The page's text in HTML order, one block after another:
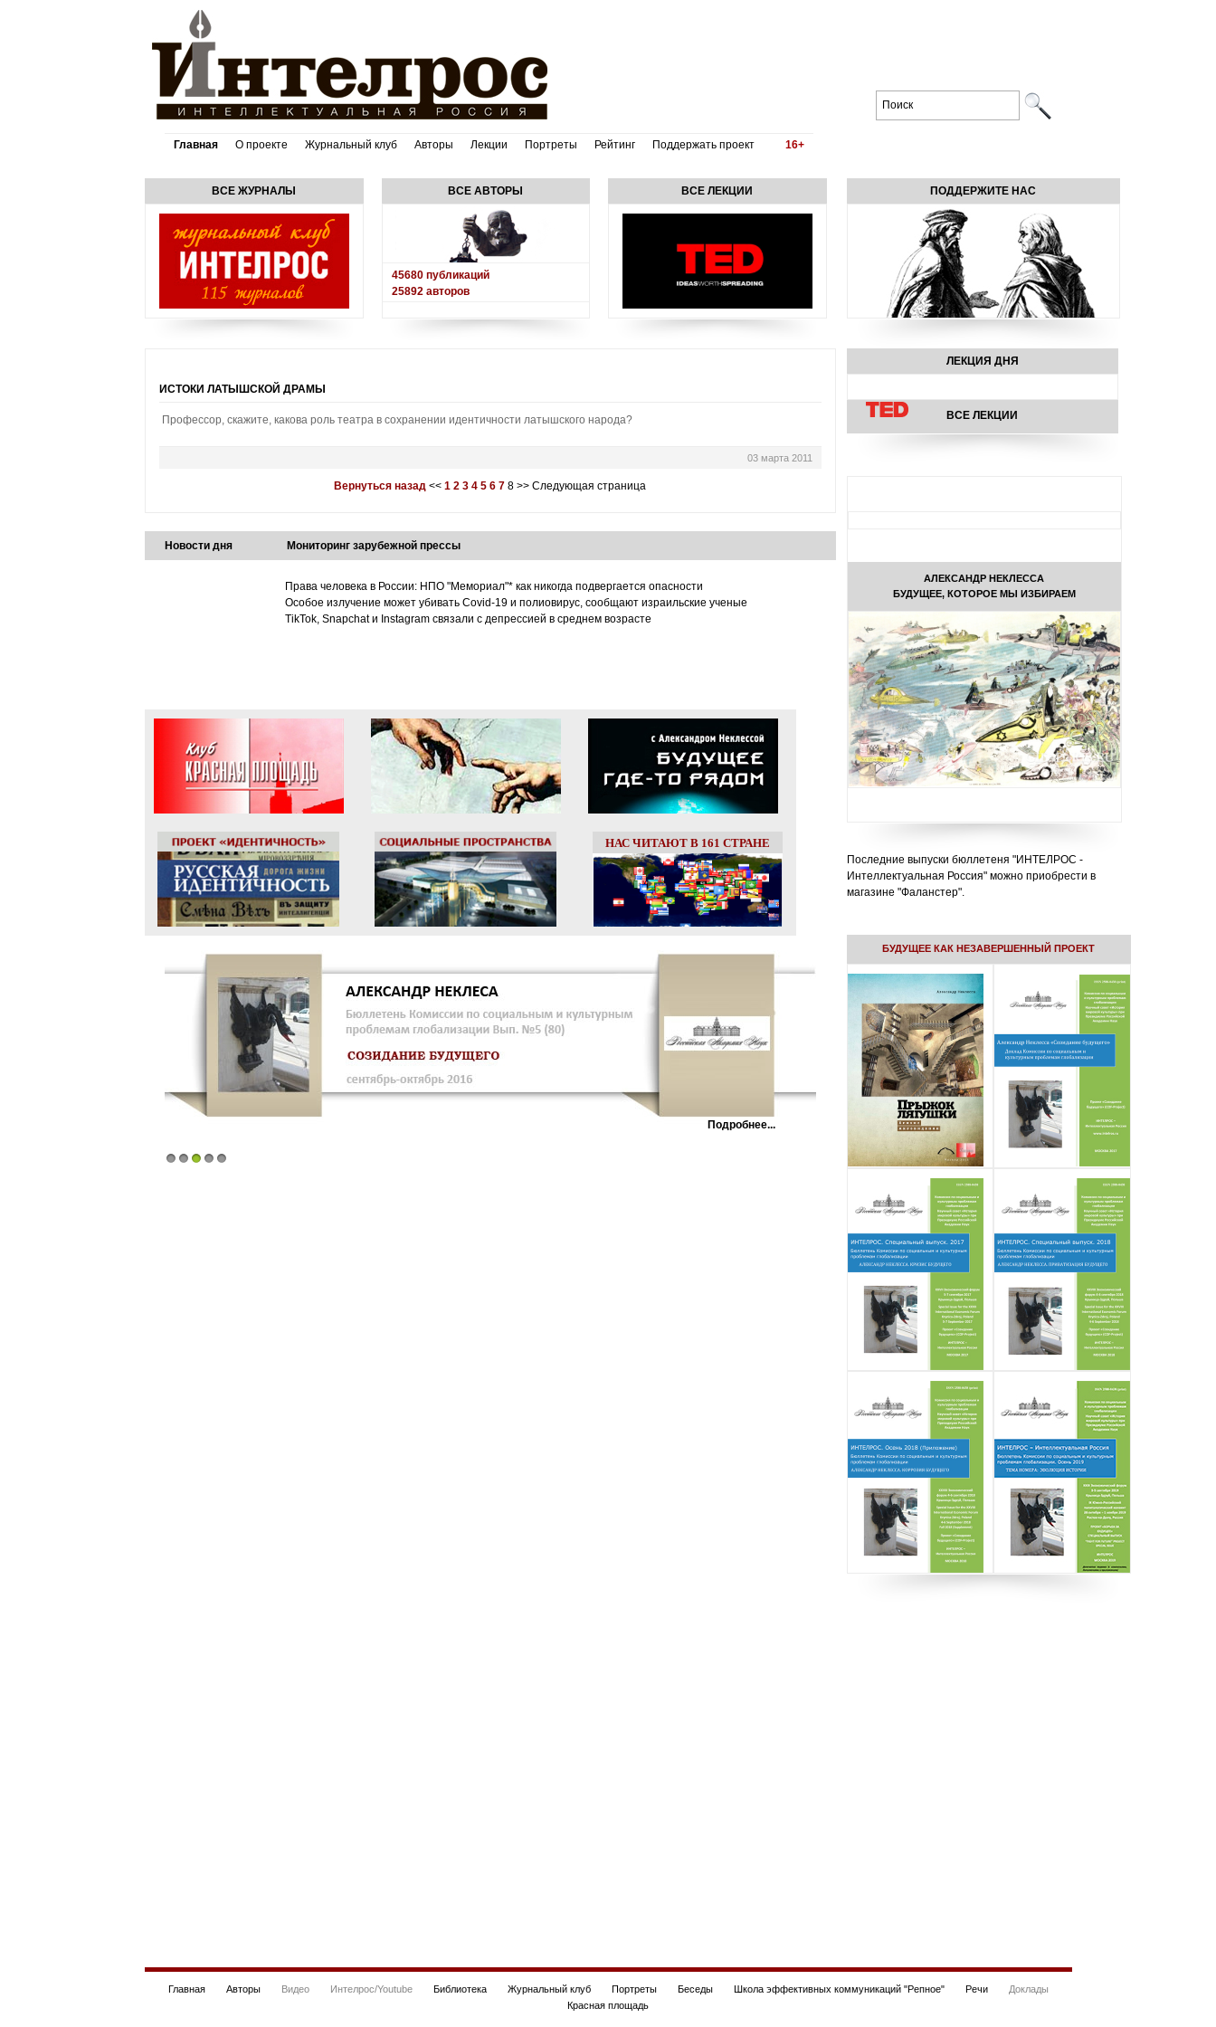
Главная О проекте Журнальный клуб Авторы Лекции Портреты Рейтинг Поддержать проект 16+
ВСЕ ЖУРНАЛЫ ВСЕ АВТОРЫ
45680публикаций
25892авторов
ВСЕ ЛЕКЦИИ
ИСТОКИ ЛАТЫШСКОЙ ДРАМЫ
Профессор, скажите, какова роль театра в сохранении идентичности латышского народа?
03 марта 2011
Вернуться назад << 1 2 3 4 5 6 7 8 >> Следующая страница
Новости дня Мониторинг зарубежной прессы
Права человека в России: НПО "Мемориал"* как никогда подвергается опасности
Особое излучение может убивать Covid-19 и полиовирус, сообщают израильские ученые
TikTok, Snapchat и Instagram связали с депрессией в среднем возрасте
НАС ЧИТАЮТ В 161 СТРАНЕ
Подробнее...
ПОДДЕРЖИТЕ НАС
ЛЕКЦИЯ ДНЯ
ВСЕ ЛЕКЦИИ
АЛЕКСАНДР НЕКЛЕССА
БУДУЩЕЕ, КОТОРОЕ МЫ ИЗБИРАЕМ
Последние выпуски бюллетеня "ИНТЕЛРОС -
Интеллектуальная Россия" можно приобрести в
магазине "Фаланстер".
БУДУЩЕЕ КАК НЕЗАВЕРШЕННЫЙ ПРОЕКТ
Главная Авторы Видео Интелрос/Youtube Библиотека Журнальный клуб Портреты Беседы Школа эффективных коммуникаций "Репное" Речи
Доклады
Красная площадь